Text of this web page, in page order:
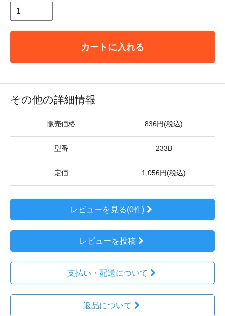
カートに入れる
その他の詳細情報
販売価格 836円(税込)
型番 233B
定価 1,056円(税込)
レビューを見る(0件)
レビューを投稿
支払い・配送について
返品について